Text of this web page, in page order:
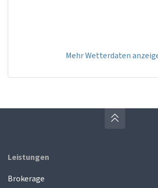
Mehr Wetterdaten
Leistungen
Brokerage